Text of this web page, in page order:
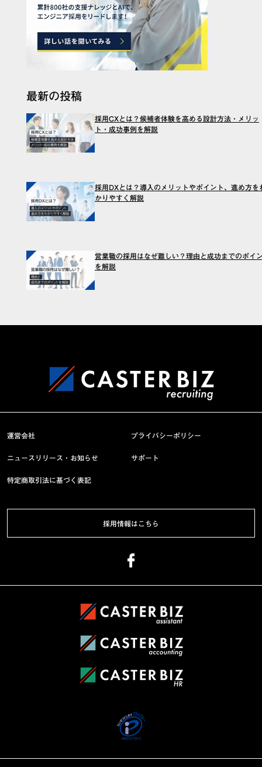
最新の投稿
採用CXとは？候補者体験を高める設計方法・メリッ
ト・成功事例を解説
採用DXとは？導入のメリットやポイント、進め方を
かりやすく解説
営業職の採用はなぜ難しい？理由と成功までのポイ
を解説
運営会社 プライバシーポリシー
ニュースリリース・お知らせ サポート
特定商取引法に基づく表記
採用情報はこちら